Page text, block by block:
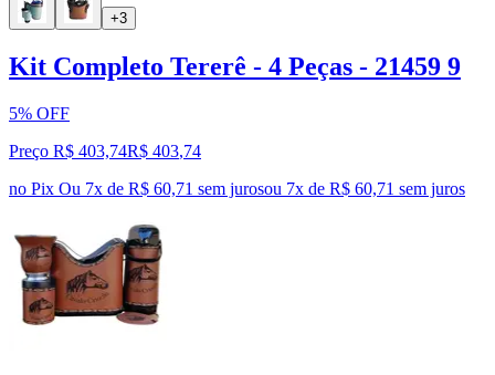
+3
Kit Completo Tererê - 4 Peças - 21459 9
5% OFF
Preço R$ 403,74R$ 403,74
no Pix Ou 7x de R$ 60,71 sem jurosou 7x de R$ 60,71 sem juros